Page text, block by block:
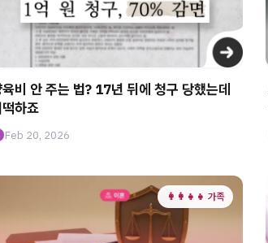
육비 안 주는 법? 17년 뒤에 청구 당했는데
하죠
Feb 20, 2026
👩‍👩‍👧‍👧 가족